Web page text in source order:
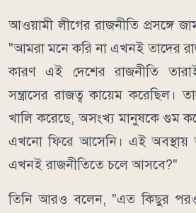
আওয়ামী লীগের রাজনীতি প্রসঙ্গে
"আমরা মনে করি না এখনই তাদের
কারণ এই দেশের রাজনীতি
সন্ত্রাসের রাজত্ব কায়েম করেছিল।
খালি করেছে, অসংখ্য মানুষকে গুম
এখনো ফিরে আসেনি। এই অবস্থায়
এখনই রাজনীতিতে চলে আসবে?"
তিনি আরও বলেন, "এত কিছুর